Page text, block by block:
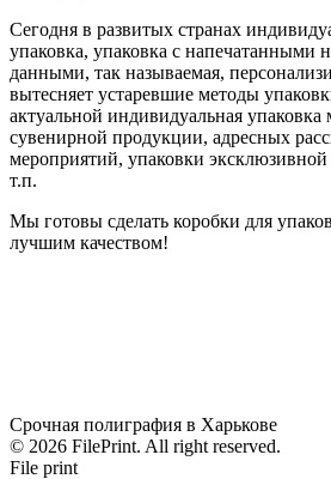
Сегодня в развитых странах
упаковка, упаковка с напечатанными
данными, так называемая,
вытесняет устаревшие методы
актуальной индивидуальная упаковка
сувенирной продукции, адресных
мероприятий, упаковки
т.п.
Мы готовы сделать коробки для
лучшим качеством!
Срочная полиграфия в Харькове
© 2026 FilePrint. All right reserved.
File print